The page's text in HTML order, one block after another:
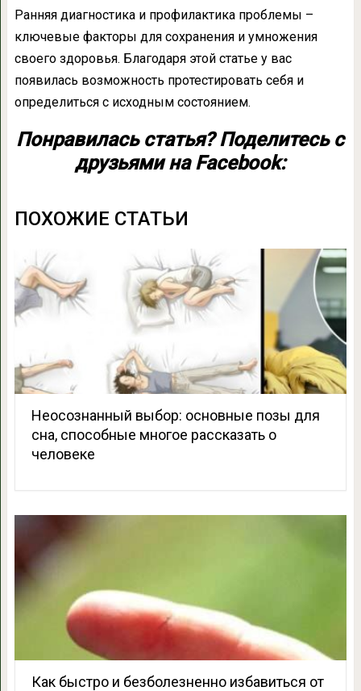
Ранняя диагностика и профилактика проблемы –
ключевые факторы для сохранения и умножения
своего здоровья. Благодаря этой статье у вас
появилась возможность протестировать себя и
определиться с исходным состоянием.
Понравилась статья? Поделитесь с
друзьями на Facebook:
ПОХОЖИЕ СТАТЬИ
Неосознанный выбор: основные позы для
сна, способные многое рассказать о
человеке
Как быстро и безболезненно избавиться от